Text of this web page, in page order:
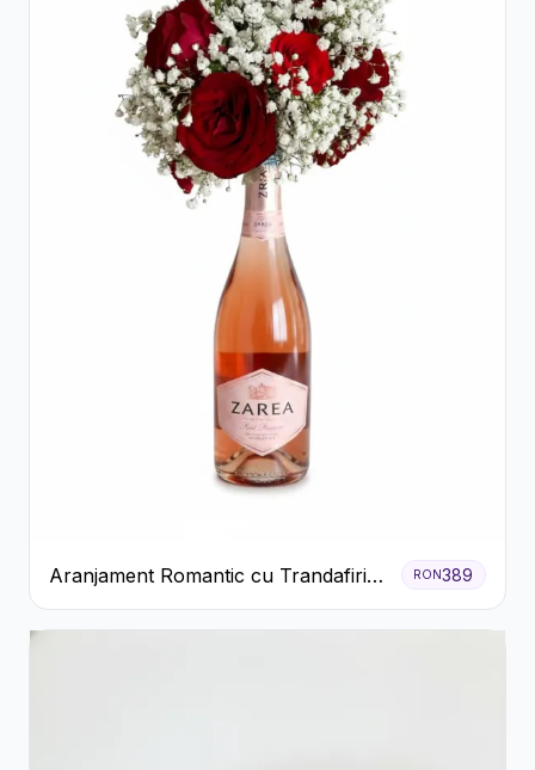
Aranjament Romantic cu Trandafiri
Roșii și Șampanie rose
RON389